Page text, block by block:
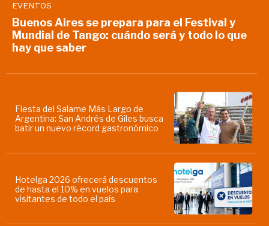
EVENTOS
Buenos Aires se prepara para el Festival y
Mundial de Tango: cuándo será y todo lo que
hay que saber
Fiesta del Salame Más Largo de
Argentina: San Andrés de Giles busca
batir un nuevo récord gastronómico
Hotelga 2026 ofrecerá descuentos
de hasta el 10% en vuelos para
visitantes de todo el país